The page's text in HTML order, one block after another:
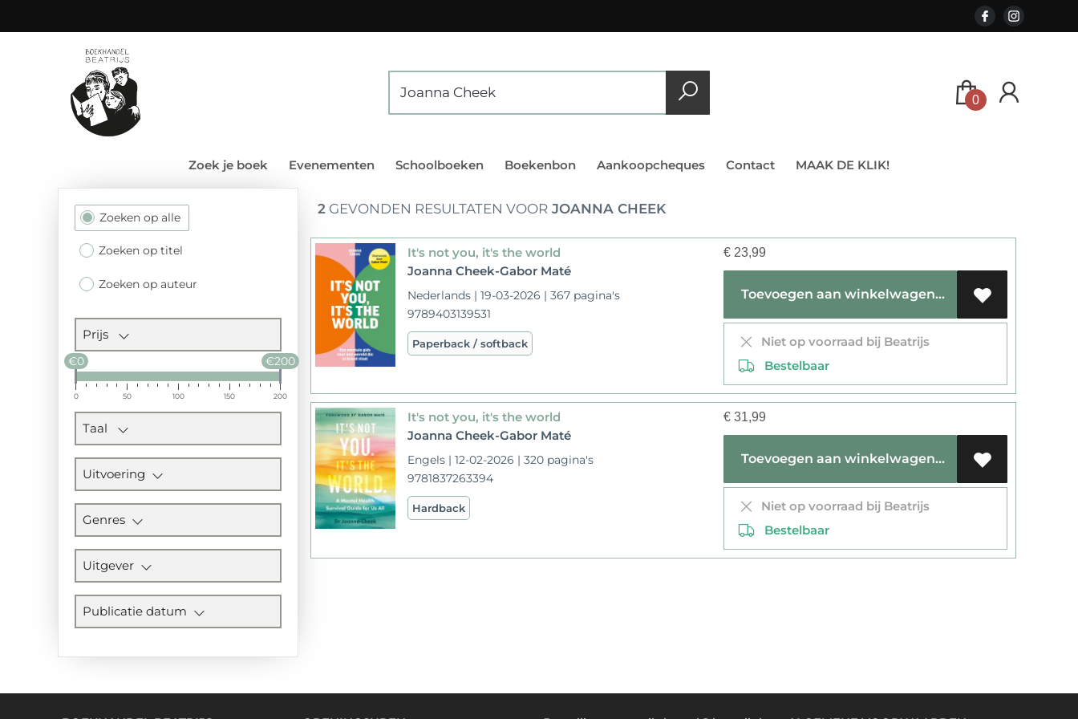
0
Zoek je boek Evenementen Schoolboeken Boekenbon Aankoopcheques Contact MAAK DE KLIK!
Filtersectie
Zoeken op alle
Zoeken op titel
Zoeken op auteur
Prijs
€0 €200
0 50 100 150 200
Taal
Uitvoering
Genres
Uitgever
Publicatie datum
2 GEVONDEN RESULTATEN VOOR JOANNA CHEEK
It's not you, it's the world
Joanna Cheek-Gabor Maté
Nederlands | 19-03-2026 | 367 pagina's
9789403139531
Paperback / softback
€ 23,99
Toevoegen aan winkelwagen
Niet op voorraad bij Beatrijs
Bestelbaar
It's not you, it's the world
Joanna Cheek-Gabor Maté
Engels | 12-02-2026 | 320 pagina's
9781837263394
Hardback
€ 31,99
Toevoegen aan winkelwagen
Niet op voorraad bij Beatrijs
Bestelbaar